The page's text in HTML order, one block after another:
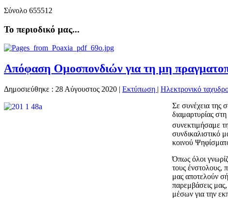
Σύνολο 655512
Το περιοδικό μας...
Απόφαση Ομοσπονδιών για τη μη
Δημοσιεύθηκε : 28 Αύγουστος 2020 | Εκτύπωση | Ηλεκτρονικό
Σε συνέχεια της
διαμαρτυρίας
συνεκτιμήσαμε
συνδικαλιστικό
κοινού
Όπως όλοι
τους ένστολους,
μας αποτελούν
παρεμβάσεις
μέσων για την